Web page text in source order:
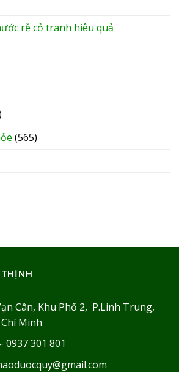
rễ cỏ tranh hiệu quả
(565)
Cân, Khu Phố 2, P.Linh Trung,
Minh
0937 301 801